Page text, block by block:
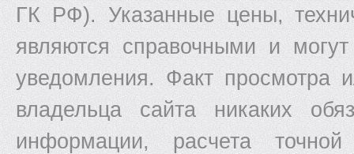
ГК РФ). Указанные цены,
являются справочными и
уведомления. Факт просмотра
владельца сайта никаких
информации, расчета